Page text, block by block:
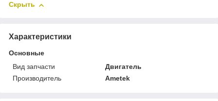
Скрыть
Характеристики
Основные
Вид запчасти
Двигатель
Производитель
Ametek